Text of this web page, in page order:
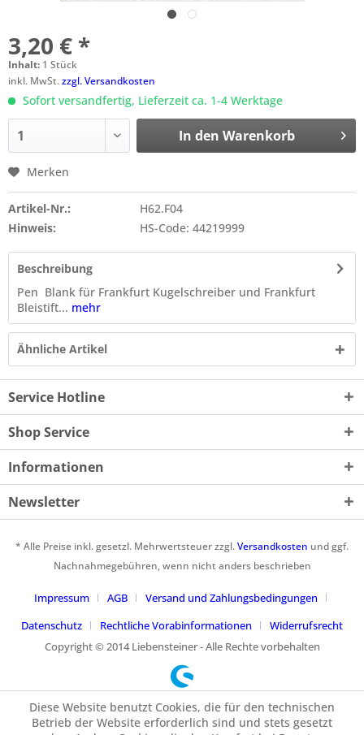
3,20 € *
Inhalt: 1 Stück
inkl. MwSt.zzgl. Versandkosten
Sofort versandfertig, Lieferzeit ca. 1-4 Werktage
In den Warenkorb
Merken
Artikel-Nr.:
H62.F04
Hinweis:
HS-Code: 44219999
Beschreibung
Pen Blank für Frankfurt Kugelschreiber und Frankfurt
Bleistift... mehr
Ähnliche Artikel
Service Hotline
Shop Service
Informationen
Newsletter
* Alle Preise inkl. gesetzl. Mehrwertsteuer zzgl.Versandkosten und ggf.
Nachnahmegebühren, wenn nicht anders beschrieben
Impressum AGB
Versand und Zahlungsbedingungen
Datenschutz
Rechtliche Vorabinformationen
Widerrufsrecht
Copyright © 2014 Liebensteiner - Alle Rechte vorbehalten
Diese Website benutzt Cookies, die für den technischen
Betrieb der Website erforderlich sind und stets gesetzt